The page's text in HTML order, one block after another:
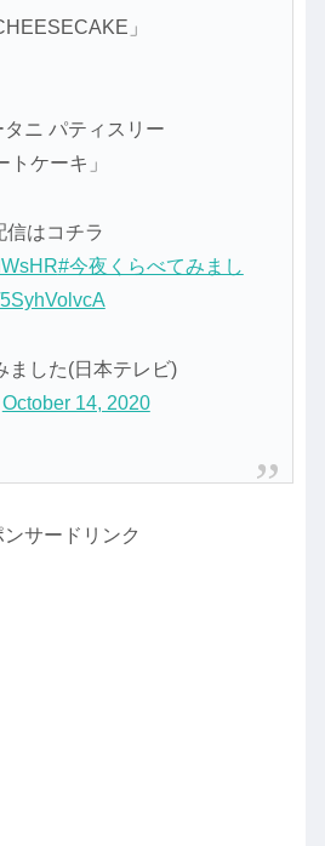
」
ニ パティスリー
ケーキ」
はコチラ
#今夜くらべてみまし
した(日本テレビ)
October 14, 2020
ンサードリンク